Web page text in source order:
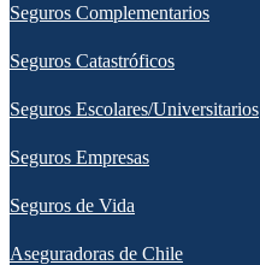
Seguros Complementarios
Seguros Catastróficos
Seguros Escolares/Universitarios
Seguros Empresas
Seguros de Vida
Aseguradoras de Chile